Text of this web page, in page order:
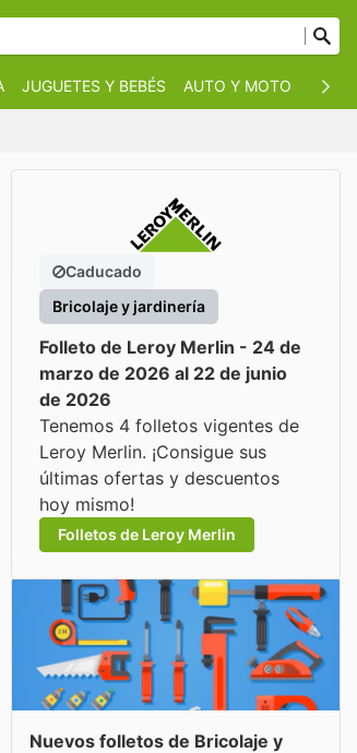
JUGUETES Y BEBÉS AUTO Y MOTO
Caducado
Bricolaje y jardinería
Folleto de Leroy Merlin - 24 de
marzo de 2026 al 22 de junio
de 2026
Tenemos 4 folletos vigentes de
Leroy Merlin. ¡Consigue sus
últimas ofertas y descuentos
hoy mismo!
Folletos de Leroy Merlin
Nuevos folletos de Bricolaje y